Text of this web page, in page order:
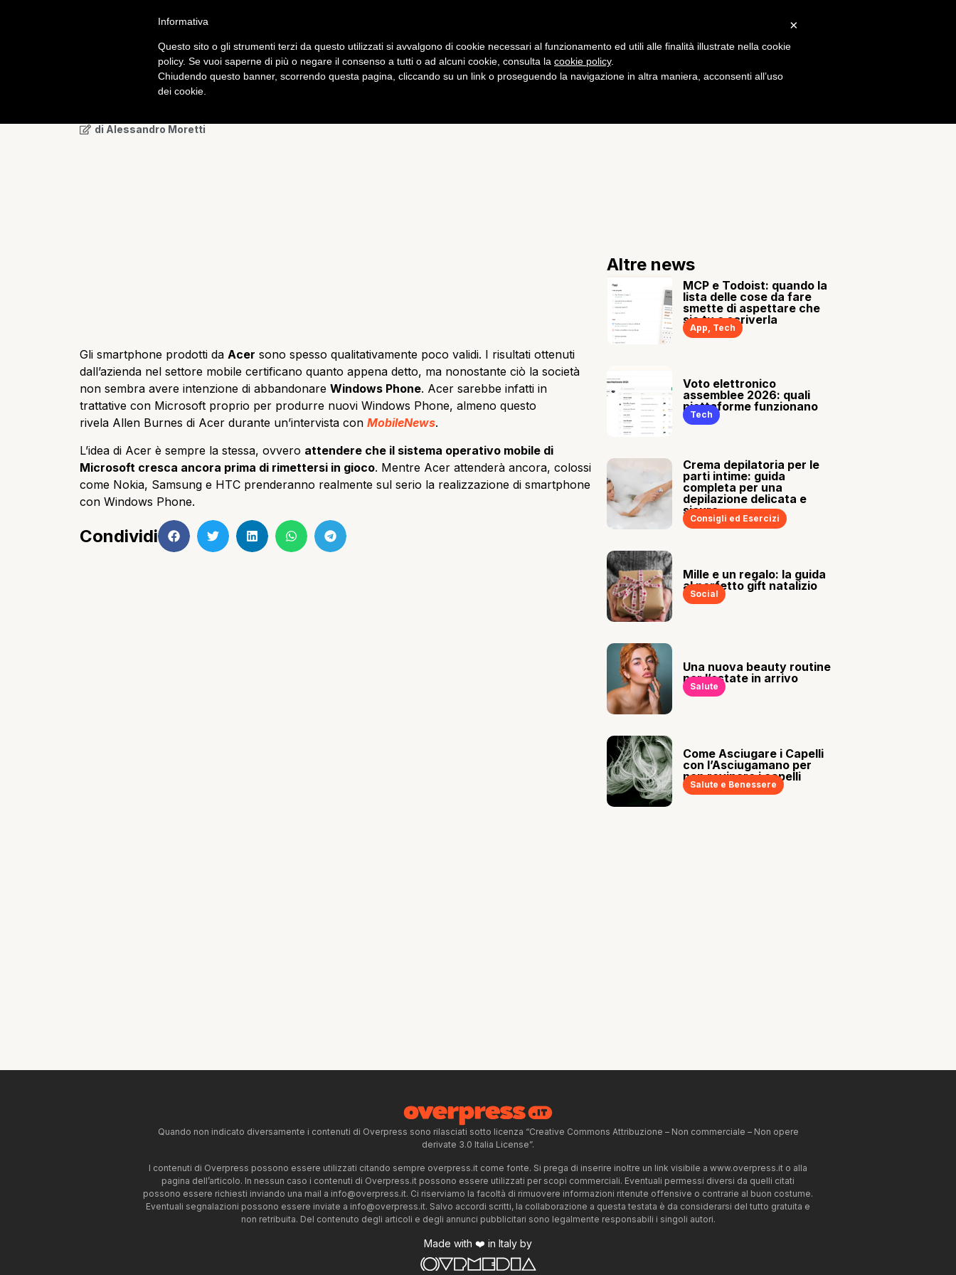
di Alessandro Moretti
Gli smartphone prodotti da Acer sono spesso qualitativamente poco validi. I risultati ottenuti
dall’azienda nel settore mobile certificano quanto appena detto, ma nonostante ciò la società
non sembra avere intenzione di abbandonare Windows Phone. Acer sarebbe infatti in
trattative con Microsoft proprio per produrre nuovi Windows Phone, almeno questo
rivela Allen Burnes di Acer durante un’intervista con MobileNews.
L’idea di Acer è sempre la stessa, ovvero attendere che il sistema operativo mobile di
Microsoft cresca ancora prima di rimettersi in gioco. Mentre Acer attenderà ancora, colossi
come Nokia, Samsung e HTC prenderanno realmente sul serio la realizzazione di smartphone
con Windows Phone.
Condividi
Altre news
MCP e Todoist: quando la
lista delle cose da fare
smette di aspettare che
sia tu a scriverla
App, Tech
Voto elettronico
assemblee 2026: quali
piattaforme funzionano
Tech
Crema depilatoria per le
parti intime: guida
completa per una
depilazione delicata e
sicura
Consigli ed Esercizi
Mille e un regalo: la guida
al perfetto gift natalizio
Social
Una nuova beauty routine
per l’estate in arrivo
Salute
Come Asciugare i Capelli
con l’Asciugamano per
non rovinare i capelli
Salute e Benessere
Quando non indicato diversamente i contenuti di Overpress sono rilasciati sotto licenza “Creative Commons Attribuzione – Non commerciale – Non opere
derivate 3.0 Italia License”.
I contenuti di Overpress possono essere utilizzati citando sempre overpress.it come fonte. Si prega di inserire inoltre un link visibile a www.overpress.it o alla
pagina dell’articolo. In nessun caso i contenuti di Overpress.it possono essere utilizzati per scopi commerciali. Eventuali permessi diversi da quelli citati
possono essere richiesti inviando una mail a info@overpress.it. Ci riserviamo la facoltà di rimuovere informazioni ritenute offensive o contrarie al buon costume.
Eventuali segnalazioni possono essere inviate a info@overpress.it. Salvo accordi scritti, la collaborazione a questa testata è da considerarsi del tutto gratuita e
non retribuita. Del contenuto degli articoli e degli annunci pubblicitari sono legalmente responsabili i singoli autori.
Made with ❤️ in Italy by
×
Informativa
Questo sito o gli strumenti terzi da questo utilizzati si avvalgono di cookie necessari al funzionamento ed utili alle finalità illustrate nella cookie
policy. Se vuoi saperne di più o negare il consenso a tutti o ad alcuni cookie, consulta la cookie policy.
Chiudendo questo banner, scorrendo questa pagina, cliccando su un link o proseguendo la navigazione in altra maniera, acconsenti all’uso
dei cookie.